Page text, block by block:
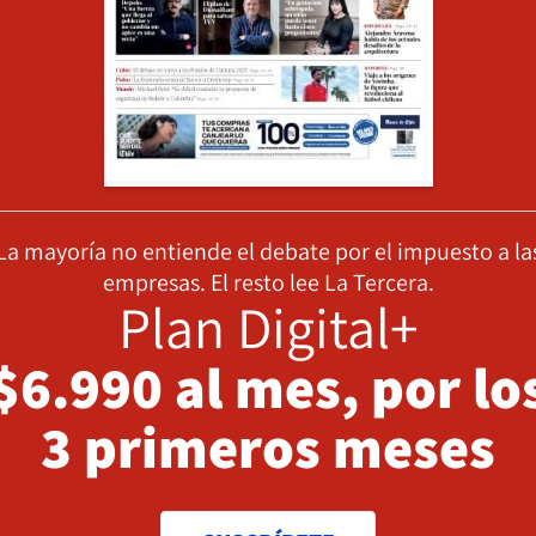
mayoría no entiende el debate por el impuesto a
empresas. El resto lee La Tercera.
Plan Digital+
al mes, por
3 primeros meses